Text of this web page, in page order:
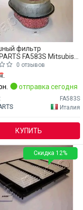
фильтр
FA583S Mitsubishi
0 отзывов
отправка сегодня
FA583S
Италия
КУПИТЬ
Скидка 12%